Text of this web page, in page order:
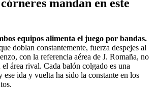
mandan en este
equipos alimenta el juego por bandas.
doblan constantemente, fuerza despejes al
con la referencia aérea de J. Romaña, no
área rival. Cada balón colgado es una
ida y vuelta ha sido la constante en los